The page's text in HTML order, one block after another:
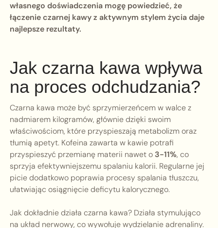
własnego doświadczenia mogę powiedzieć, że
łączenie czarnej kawy z aktywnym stylem życia daje
najlepsze rezultaty.
Jak czarna kawa wpływa
na proces odchudzania?
Czarna kawa może być sprzymierzeńcem w walce z
nadmiarem kilogramów, głównie dzięki swoim
właściwościom, które przyspieszają metabolizm oraz
tłumią apetyt. Kofeina zawarta w kawie potrafi
przyspieszyć przemianę materii nawet o 3-11%, co
sprzyja efektywniejszemu spalaniu kalorii. Regularne jej
picie dodatkowo poprawia procesy spalania tłuszczu,
ułatwiając osiągnięcie deficytu kalorycznego.
Jak dokładnie działa czarna kawa? Działa stymulująco
na układ nerwowy, co wywołuje wydzielanie adrenaliny.